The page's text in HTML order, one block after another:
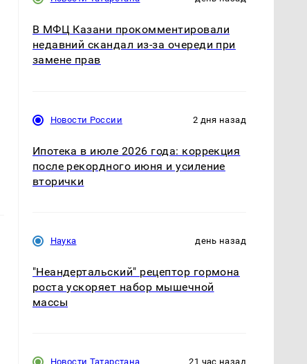
В МФЦ Казани прокомментировали
недавний скандал из-за очереди при
замене прав
Новости России 2 дня назад
Ипотека в июле 2026 года: коррекция
после рекордного июня и усиление
вторички
Наука день назад
"Неандертальский" рецептор гормона
роста ускоряет набор мышечной
массы
Новости Татарстана 21 час назад